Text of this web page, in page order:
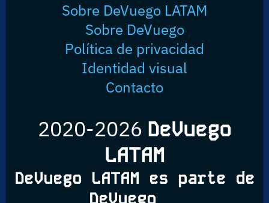
Sobre DeVuego LATAM
Sobre DeVuego
Política de privacidad
Identidad visual
Contacto
2020-2026 DeVuego
LATAM
DeVuego LATAM es parte de
DeVuego